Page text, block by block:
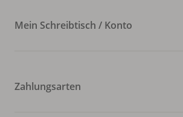
Mein Schreibtisch / Konto
Zahlungsarten